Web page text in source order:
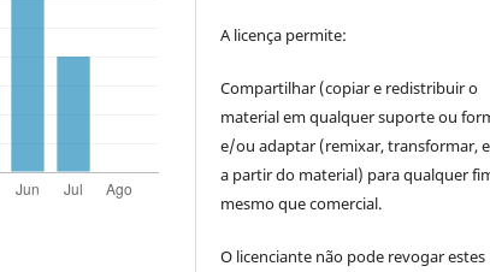
A licença permite:
Compartilhar (copiar e redistribuir o
material em qualquer suporte ou
e/ou adaptar (remixar, transformar,
a partir do material) para qualquer
mesmo que comercial.
O licenciante não pode revogar estes